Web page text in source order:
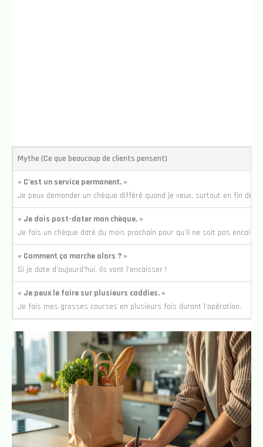
Mythe (Ce que beaucoup de clients pensent)
« C’est un service permanent. »
Je peux demander un chèque différé quand je veux, surtout en fin de
« Je dois post-dater mon chèque. »
Je fais un chèque daté du mois prochain pour qu’il ne soit pas
« Comment ça marche alors ? »
Si je date d’aujourd’hui, ils vont l’encaisser !
« Je peux le faire sur plusieurs caddies. »
Je fais mes grosses courses en plusieurs fois durant l’opération.